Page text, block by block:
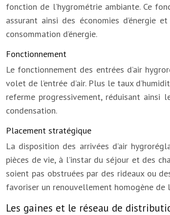
fonction de l’hygrométrie ambiante. Ce
assurant ainsi des économies
consommation d’énergie.
Fonctionnement
Le fonctionnement des entrées d’air
volet de l’entrée d’air. Plus le taux
referme progressivement, réduisant ainsi
condensation.
Placement stratégique
La disposition des arrivées d’air
pièces de vie, à l’instar du séjour et des
soient pas obstruées par des rideaux ou
favoriser un renouvellement homogène de
Les gaines et le réseau de